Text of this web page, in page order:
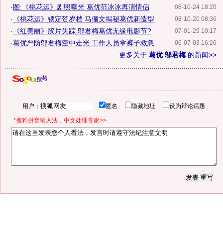
08-10-24 18:20
·图:《桃花运》剧照曝光 葛优范冰冰再演情侣
08-10-20 08:36
· 《桃花运》锁定贺岁档 马俪文揭秘葛优新造型
07-01-29 10:17
· 《红美丽》胶片失踪 邬君梅葛优无缘电影节?
06-07-03 16:26
·葛优严防邬君梅空中走光 工作人员拿裤子救急
更多关于 葛优 邬君梅的新闻>>
用户： 匿名 隐藏地址 设为辩论话题
*搜狗拼音输入法，中文处理专家>>